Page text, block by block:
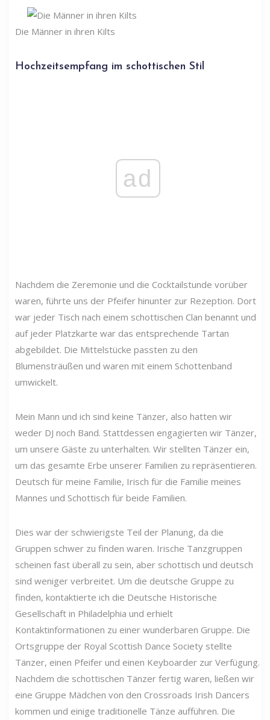
Die Männer in ihren Kilts
Hochzeitsempfang im schottischen Stil
ad
Nachdem die Zeremonie und die Cocktailstunde vorüber
waren, führte uns der Pfeifer hinunter zur Rezeption. Dort
war jeder Tisch nach einem schottischen Clan benannt und
auf jeder Platzkarte war das entsprechende Tartan
abgebildet. Die Mittelstücke passten zu den
Blumensträußen und waren mit einem Schottenband
umwickelt.
Mein Mann und ich sind keine Tänzer, also hatten wir
weder DJ noch Band. Stattdessen engagierten wir Tänzer,
um unsere Gäste zu unterhalten. Wir stellten Tänzer ein,
um das gesamte Erbe unserer Familien zu repräsentieren.
Deutsch für meine Familie, Irisch für die Familie meines
Mannes und Schottisch für beide Familien.
Dies war der schwierigste Teil der Planung, da die
Gruppen schwer zu finden waren. Irische Tanzgruppen
scheinen fast überall zu sein, aber schottisch und deutsch
sind weniger verbreitet. Um die deutsche Gruppe zu
finden, kontaktierte ich die Deutsche Historische
Gesellschaft in Philadelphia und erhielt
Kontaktinformationen zu einer wunderbaren Gruppe. Die
Ortsgruppe der Royal Scottish Dance Society stellte
Tänzer, einen Pfeifer und einen Keyboarder zur Verfügung.
Nachdem die schottischen Tänzer fertig waren, ließen wir
eine Gruppe Mädchen von den Crossroads Irish Dancers
kommen und einige traditionelle Tänze aufführen. Die